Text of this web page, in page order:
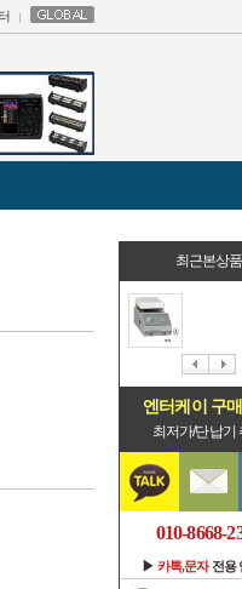
최근본상품
엔터케이 구
최저가/단납기
010-8668-
▶ 카톡,문자전용